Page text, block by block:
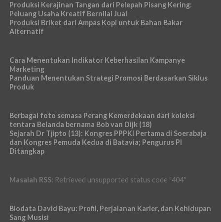
Produksi Kerajinan Tangan dari Pelepah Pisang Kering:
Peluang Usaha Kreatif Bernilai Jual
Produksi Briket dari Ampas Kopi untuk Bahan Bakar
Alternatif
Cara Menentukan Indikator Keberhasilan Kampanye
Marketing
Panduan Menentukan Strategi Promosi Berdasarkan Siklus
Produk
Berbagai foto semasa Perang Kemerdekaan dari koleksi
tentara Belanda bernama Bob van Dijk (18)
Sejarah Dr Tjipto (13): Kongres PPPKI Pertama di Soerabaja
dan Kongres Pemuda Kedua di Batavia; Pengurus PI
Ditangkap
Masalah RSS: Retrieved unsupported status code "404"
Biodata David Bayu: Profil, Perjalanan Karier, dan Kehidupan
Sang Musisi